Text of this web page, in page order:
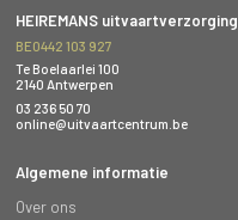
HEIREMANS uitvaartverzorging
BE0442 103 927
Te Boelaarlei 100
2140 Antwerpen
03 236 50 70
online@uitvaartcentrum.be
Algemene informatie
Over ons